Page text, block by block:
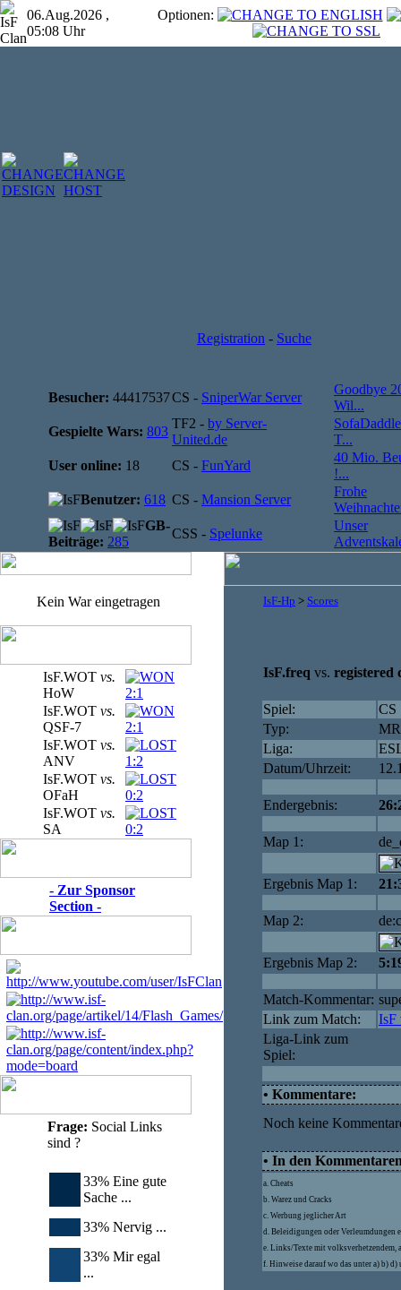
06.Aug.2026 ,
05:08 Uhr
Optionen:
Registration - Suche
Besucher: 44417537CS - SniperWar Server
Goodbye
Wil...
Gespielte Wars: 803
TF2 - by Server-
United.de
T...
User online: 18 CS - FunYard
40 Mio.
!...
Benutzer: 618 CS - Mansion Server
Frohe
GB-
Beiträge: 285
CSS - Spelunke
Unser
Kein War eingetragen
IsF.WOT vs.
HoW
2:1
IsF.WOT vs.
QSF-7
2:1
IsF.WOT vs.
ANV
1:2
IsF.WOT vs.
OFaH
0:2
IsF.WOT vs.
SA
0:2
- Zur Sponsor
Section -
Frage: Social Links
sind ?
33% Eine gute
Sache ...
33% Nervig ...
33% Mir egal
...
IsF-Hp > Scores
IsF.freq vs. registered
Spiel:
CS
Typ:
Liga:
Datum/Uhrzeit:
Endergebnis:
Map 1:
Ergebnis Map 1:
Map 2:
Ergebnis Map 2:
Match-Kommentar:
Link zum Match:
IsF
Liga-Link zum
Spiel:
• Kommentare:
Noch keine
• In den
a. Cheats
b. Warez und Cracks
c. Werbung jeglicher Art
d. Beleidigungen oder Verleumdungen
e. Links/Texte mit volksverhetzendem,
f. Hinweise darauf wo das unter a) b)